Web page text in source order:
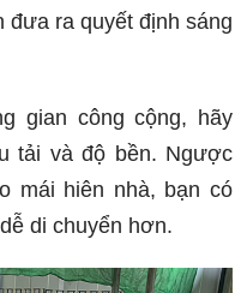
đưa ra quyết định sáng
gian công cộng, hãy
tải và độ bền. Ngược
mái hiên nhà, bạn có
di chuyển hơn.